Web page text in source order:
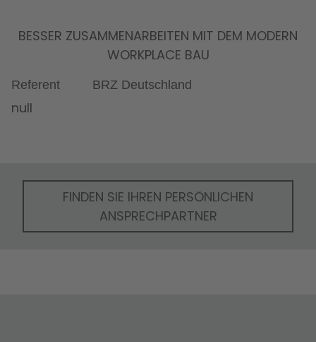
BESSER ZUSAMMENARBEITEN MIT DEM MODERN
WORKPLACE BAU
Referent BRZ Deutschland
null
FINDEN SIE IHREN PERSÖNLICHEN
ANSPRECHPARTNER